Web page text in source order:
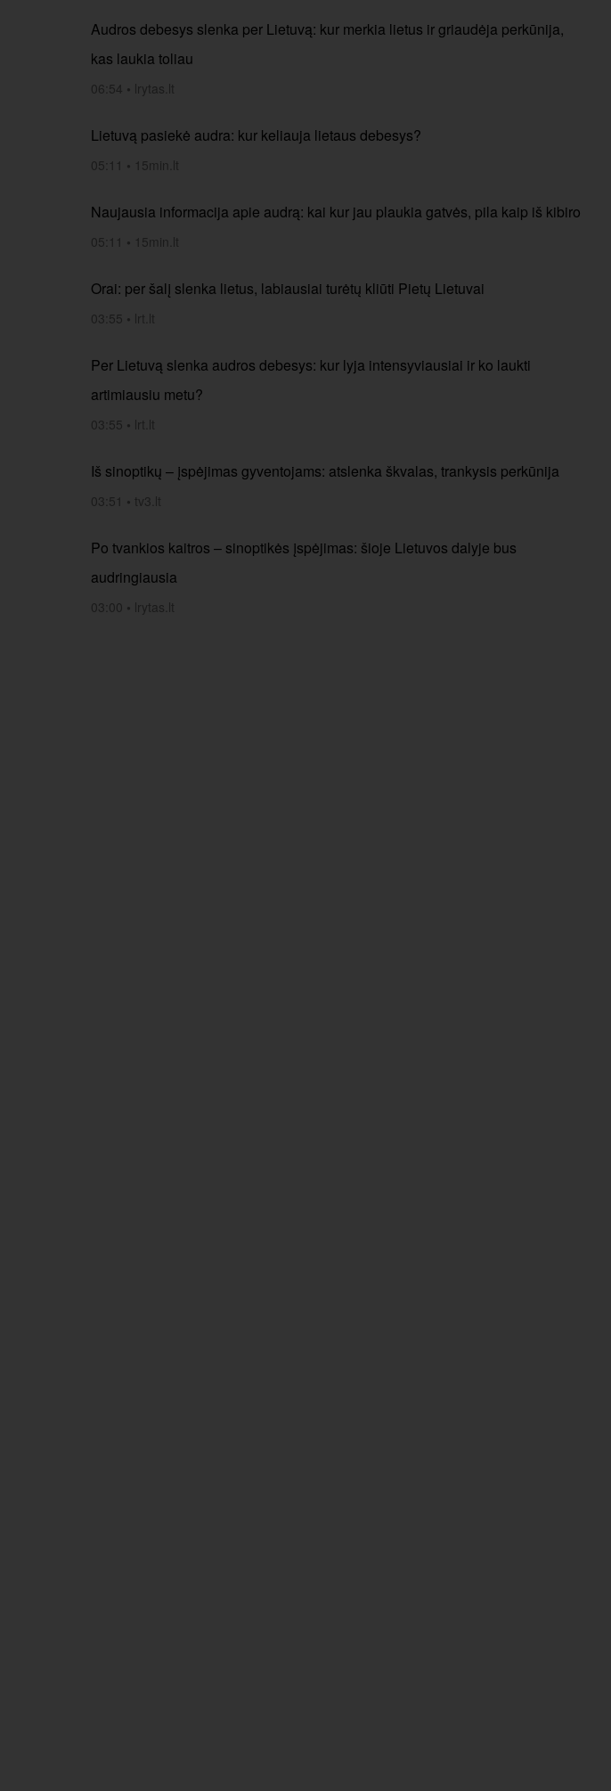
Audros debesys slenka per Lietuvą: kur merkia lietus ir griaudėja perkūnija,
kas laukia toliau
06:54 • lrytas.lt
Lietuvą pasiekė audra: kur keliauja lietaus debesys?
05:11 • 15min.lt
Naujausia informacija apie audrą: kai kur jau plaukia gatvės, pila kaip iš kibiro
05:11 • 15min.lt
Orai: per šalį slenka lietus, labiausiai turėtų kliūti Pietų Lietuvai
03:55 • lrt.lt
Per Lietuvą slenka audros debesys: kur lyja intensyviausiai ir ko laukti
artimiausiu metu?
03:55 • lrt.lt
Iš sinoptikų – įspėjimas gyventojams: atslenka škvalas, trankysis perkūnija
03:51 • tv3.lt
Po tvankios kaitros – sinoptikės įspėjimas: šioje Lietuvos dalyje bus
audringiausia
03:00 • lrytas.lt